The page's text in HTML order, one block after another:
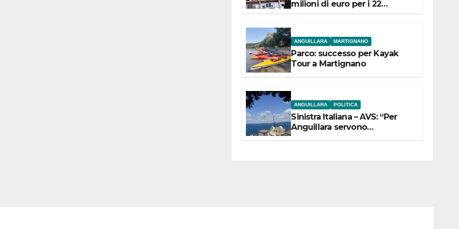
milioni di euro per i 22
ANGUILLARA MARTIGNANO
Parco: successo per Kayak
Tour a Martignano
ANGUILLARA POLITICA
Sinistra Italiana – AVS: “Per
Anguillara servono